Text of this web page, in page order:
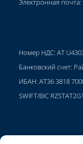
Электронная почта:
Номер НДС: AT
Банковский счет:
ИБАН: AT36 3818
SWIFT/BIC